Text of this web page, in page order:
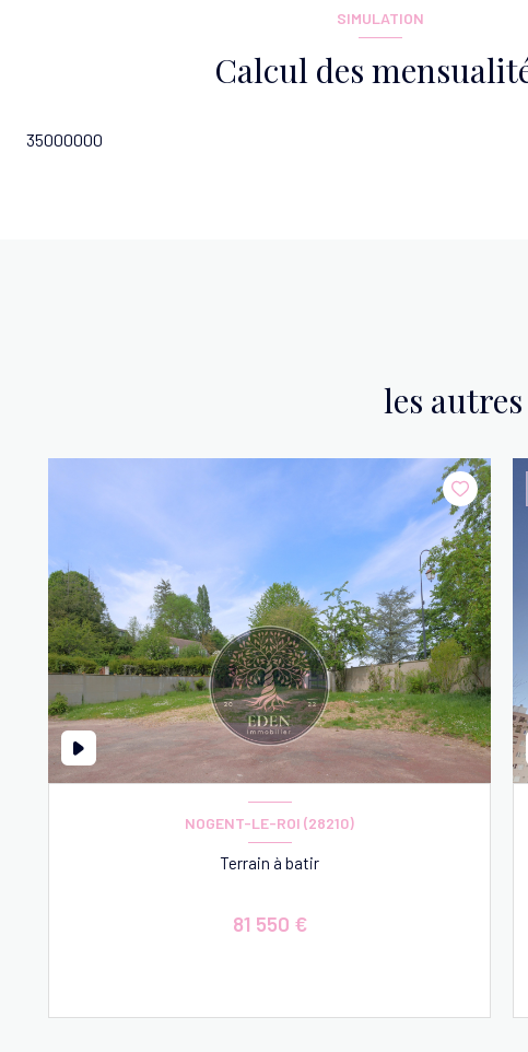
SIMULATION
Calcul des
35000000
les
NOGENT-LE-ROI (28210)
Terrain à batir
81 550 €